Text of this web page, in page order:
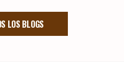
LOS BLOGS